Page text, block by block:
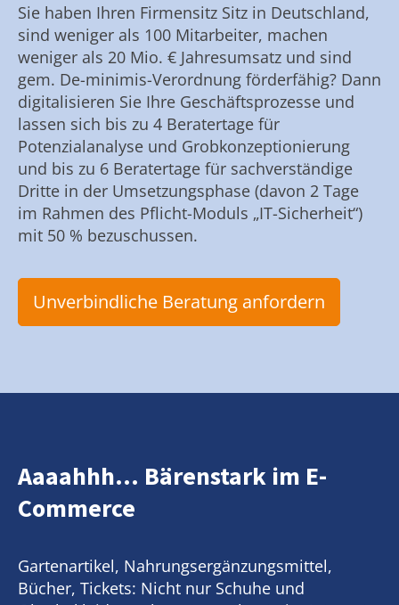
Sie haben Ihren Firmensitz Sitz in Deutschland,
sind weniger als 100 Mitarbeiter, machen
weniger als 20 Mio. € Jahresumsatz und sind
gem. De-minimis-Verordnung förderfähig? Dann
digitalisieren Sie Ihre Geschäftsprozesse und
lassen sich bis zu 4 Beratertage für
Potenzialanalyse und Grobkonzeptionierung
und bis zu 6 Beratertage für sachverständige
Dritte in der Umsetzungsphase (davon 2 Tage
im Rahmen des Pflicht-Moduls „IT-Sicherheit“)
mit 50 % bezuschussen.
Unverbindliche Beratung anfordern
Aaaahhh... Bärenstark im E-
Commerce
Gartenartikel, Nahrungsergänzungsmittel,
Bücher, Tickets: Nicht nur Schuhe und